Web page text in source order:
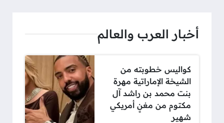
أخبار العرب والعالم
كواليس خطوبته من
الشيخة الإماراتية مهرة
بنت محمد بن راشد آل
مكتوم من مغنٍ أمريكي
شهير